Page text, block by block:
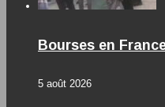
Bourses en
5 août 2026